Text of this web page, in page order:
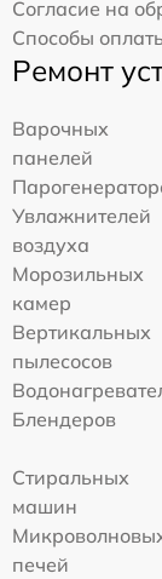
Согласие на
Способы
Ремонт
Варочных
панелей
Увлажнителей
воздуха
Морозильных
камер
Вертикальных
пылесосов
Блендеров
Стиральных
машин
печей